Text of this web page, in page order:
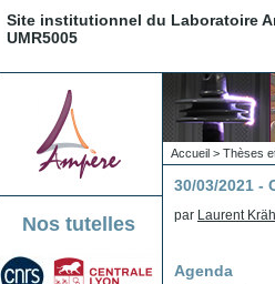
Site institutionnel du Laboratoire
UMR5005
Nos tutelles
Accueil > Thèses
30/03/2021 -
par Laurent
Agenda